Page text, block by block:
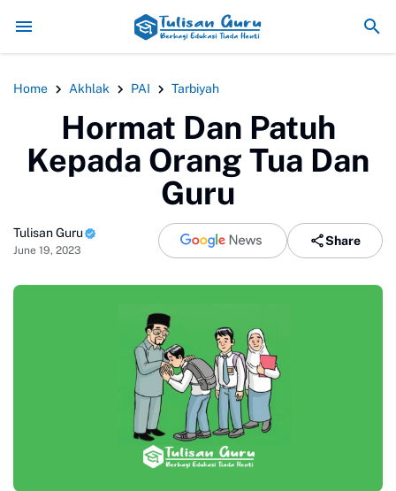
Pemanfaatan Teknologi Digital
Home Akhlak PAI Tarbiyah
Hormat Dan Patuh
Kepada Orang Tua Dan
Guru
Tulisan Guru
June 19, 2023
Share